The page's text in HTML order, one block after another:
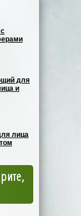
для
и
лица